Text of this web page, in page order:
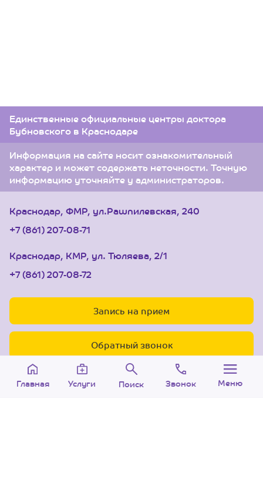
Единственные официальные центры доктора
Бубновского в Краснодаре
Информация на сайте носит ознакомительный
характер и может содержать неточности. Точную
информацию уточняйте у администраторов.
Краснодар, ФМР, ул.Рашпилевская, 240
+7 (861) 207-08-71
Краснодар, КМР, ул. Тюляева, 2/1
+7 (861) 207-08-72
Запись на прием
Обратный звонок
Главная Услуги Поиск Звонок Меню